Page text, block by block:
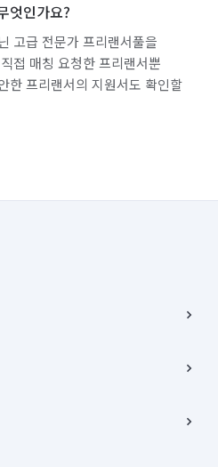
엇인가요?
고급 전문가 프리랜서풀을
접 매칭 요청한 프리랜서뿐
한 프리랜서의 지원서도 확인할
로 6(중학동, 트윈트리빌딩) B동 5층
동 율곡로 24, 7층, 8층 미소
책임은 거래당사자에게 있습니다.